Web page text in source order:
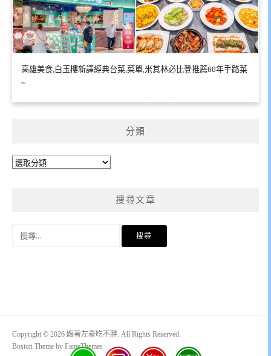
高雄美食,白玉樓新譯經典台菜,菜單,米其林必比登推薦60年手路菜
~
分類
分
搜尋文章
Copyright © 2026 跟著左豪吃不胖. All Rights Reserved.
Boston Theme by FameThemes